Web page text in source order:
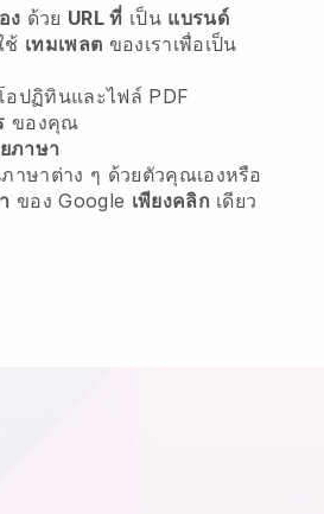
ง ด้วย URL ที่ เป็น แบรนด์
เทมเพลต ของเราเพื่อเป็น
ปฏิทินและไฟล์ PDF
ของคุณ
ภาษา
าษาต่าง ๆ ด้วยตัวคุณเองหรือ
ของ Google เพียงคลิก เดียว